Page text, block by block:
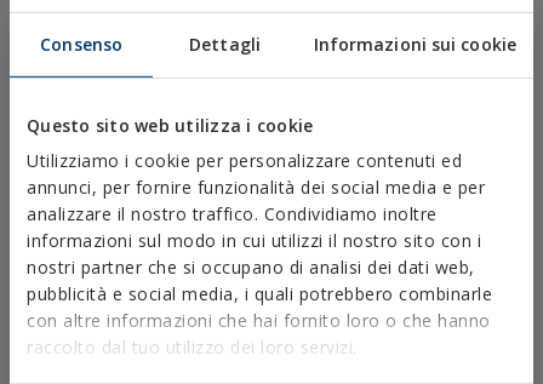
Consenso Dettagli Informazioni sui cookie
Questo sito web utilizza i cookie
Utilizziamo i cookie per personalizzare contenuti ed
annunci, per fornire funzionalità dei social media e per
analizzare il nostro traffico. Condividiamo inoltre
informazioni sul modo in cui utilizzi il nostro sito con i
nostri partner che si occupano di analisi dei dati web,
pubblicità e social media, i quali potrebbero combinarle
con altre informazioni che hai fornito loro o che hanno
raccolto dal tuo utilizzo dei loro servizi.
FISSAGGI E ACCESSORI PER CARTONGESSO
VITI PER LEGNO
CHIODI E GANCI
CONNETTORI PER LEGNO
BULLONERIA NORMALIZZATA
PUNTE, INSERTI E ACCESSORI